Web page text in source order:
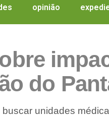
opinião
do
unidades